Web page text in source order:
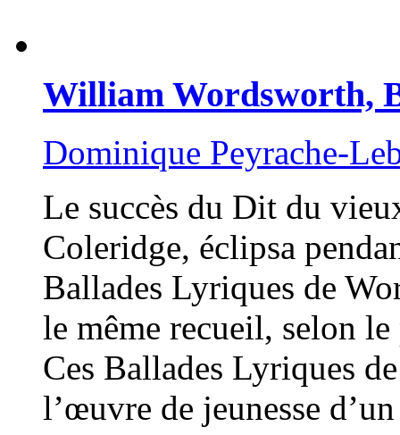
William Wordsworth,
Dominique Peyrache-
Le succès du Dit du
Coleridge, éclipsa
Ballades Lyriques de
le même recueil, selon
Ces Ballades Lyriques
l’œuvre de jeunesse